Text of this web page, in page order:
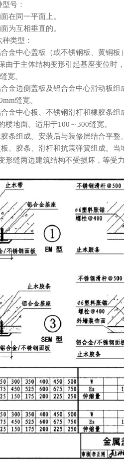
号：
在同一平面上。
为互相垂直的。
类型：
金中心盖板（或不锈钢板、黄铜
由于主体结构变形引起基座变位时
宽。
金边侧盖板及铝合金中心滑动板
缝宽。
金中心板、不锈钢滑杆和橡胶条组
地面。适用于100～300缝宽。
条组成。安装后与装修层结合平整
、胶条、滑杆和抗震弹簧组成。
缝两边建筑结构不受损坏，等受